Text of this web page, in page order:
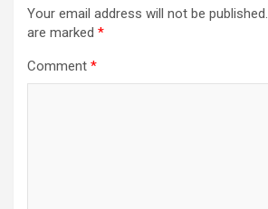
Your email address will not be published.
are marked *
Comment *